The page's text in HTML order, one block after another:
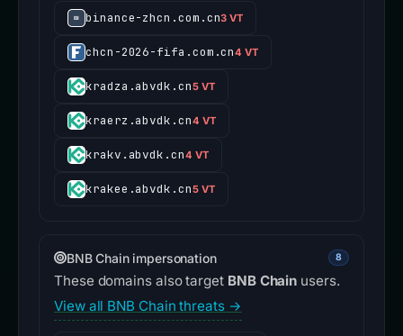
binance-zhcn.com.cn3 VT
chcn-2026-fifa.com.cn4 VT
kradza.abvdk.cn5 VT
kraerz.abvdk.cn4 VT
krakv.abvdk.cn4 VT
krakee.abvdk.cn5 VT
BNB Chain impersonation 8
These domains also target BNB Chain users.
View all BNB Chain threats →